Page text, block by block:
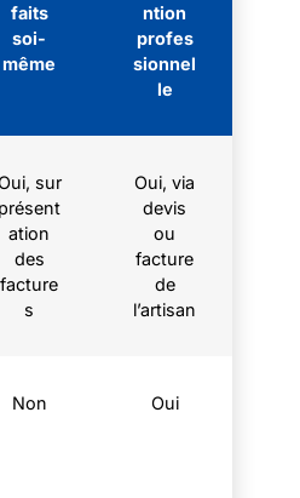
faits
soi-
même
ntion
profes
sionnel
le
sur
présent
ation
des
facture
s
Oui, via
devis
ou
facture
de
l’artisan
Non Oui